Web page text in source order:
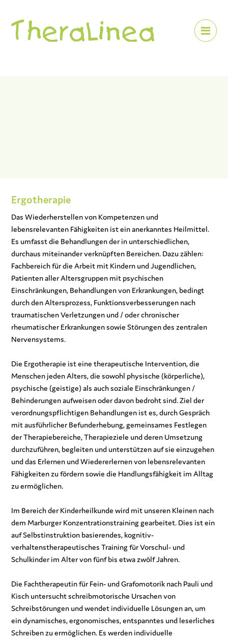
Ergotherapie
Das Wiederherstellen von Kompetenzen und
lebensrelevanten Fähigkeiten ist ein anerkanntes Heilmittel.
Es umfasst die Behandlungen der in unterschiedlichen,
durchaus miteinander verknüpften Bereichen. Dazu zählen:
Fachbereich für die Arbeit mit Kindern und Jugendlichen,
Patienten aller Altersgruppen mit psychischen
Einschränkungen, Behandlungen von Erkrankungen, bedingt
durch den Altersprozess, Funktionsverbesserungen nach
traumatischen Verletzungen und / oder chronischer
rheumatischer Erkrankungen sowie Störungen des zentralen
Nervensystems.
Die Ergotherapie ist eine therapeutische Intervention, die
Menschen jeden Alters, die sowohl physische (körperliche),
psychische (geistige) als auch soziale Einschränkungen /
Behinderungen aufweisen oder davon bedroht sind. Ziel der
verordnungspflichtigen Behandlungen ist es, durch Gespräch
mit ausführlicher Befunderhebung, gemeinsames Festlegen
der Therapiebereiche, Therapieziele und deren Umsetzung
durchzuführen, begleiten und unterstützen auf sie einzugehen
und das Erlernen und Wiedererlernen von lebensrelevanten
Fähigkeiten zu fördern sowie die Handlungsfähigkeit im Alltag
zu ermöglichen.
Im Bereich der Kinderheilkunde wird mit unseren Kleinen nach
dem Marburger Konzentrationstraining gearbeitet. Dies ist ein
auf Selbstinstruktion basierendes, kognitiv-
verhaltenstherapeutisches Training für Vorschul- und
Schulkinder im Alter von fünf bis etwa zwölf Jahren.
Die Fachtherapeutin für Fein- und Grafomotorik nach Pauli und
Kisch untersucht schreibmotorische Ursachen von
Schreibstörungen und wendet individuelle Lösungen an, um
ein dynamisches, ergonomisches, entspanntes und leserliches
Schreiben zu ermöglichen. Es werden individuelle